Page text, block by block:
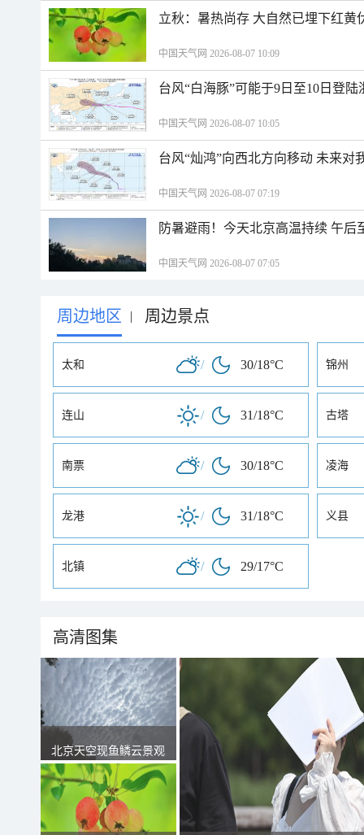
立秋：暑热尚存 大自然已埋下红黄
中国天气网 2026-08-07 10:09
台风“白海豚”可能于9日至10日登陆
中国天气网 2026-08-07 10:05
台风“灿鸿”向西北方向移动 未来对
中国天气网 2026-08-07 07:19
防暑避雨！今天北京高温持续 午
中国天气网 2026-08-07 07:05
周边地区 | 周边景点
太和 / 30/18°C 锦州
连山 / 31/18°C 古塔
南票 / 30/18°C 凌海
龙港 / 31/18°C 义县
北镇 / 29/17°C
高清图集
北京天空现鱼鳞云景观